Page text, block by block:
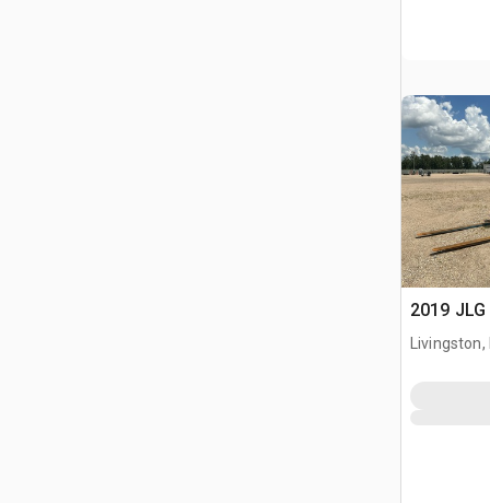
2019
Livingston,